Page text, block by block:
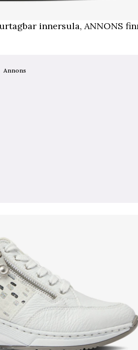
innersula, ANNONS
Annons